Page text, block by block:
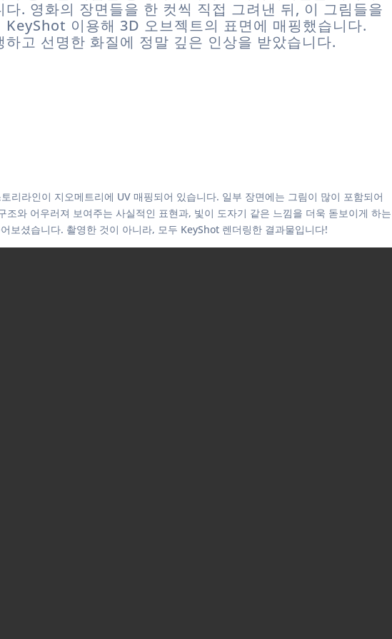
다. 영화의 장면들을 한 컷씩 직접 그려낸 뒤, 이 그림들을
KeyShot 이용해 3D 오브젝트의 표면에 매핑했습니다.
고 선명한 화질에 정말 깊은 인상을 받았습니다.
리라인이 지오메트리에 UV 매핑되어 있습니다. 일부 장면에는 그림이 많이 포함되어
와 어우러져 보여주는 사실적인 표현과, 빛이 도자기 같은 느낌을 더욱 돋보이게 하는
보셨습니다. 촬영한 것이 아니라, 모두 KeyShot 렌더링한 결과물입니다!